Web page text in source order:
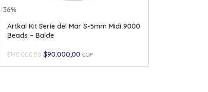
-36%
Artkal Kit Serie del Mar S-5mm Midi 9000
Beads – Balde
$140.000,00 $90.000,00 COP